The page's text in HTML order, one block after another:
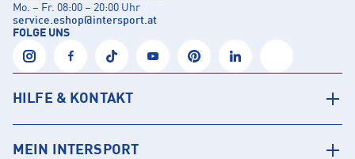
Mo. – Fr. 08:00 – 20:00 Uhr
service.eshop@intersport.at
FOLGE UNS
HILFE & KONTAKT
MEIN INTERSPORT